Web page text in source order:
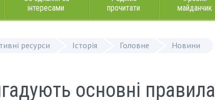
інтересами
прочитати
майданчик
ресурси Історія Головне Новини
основні правила